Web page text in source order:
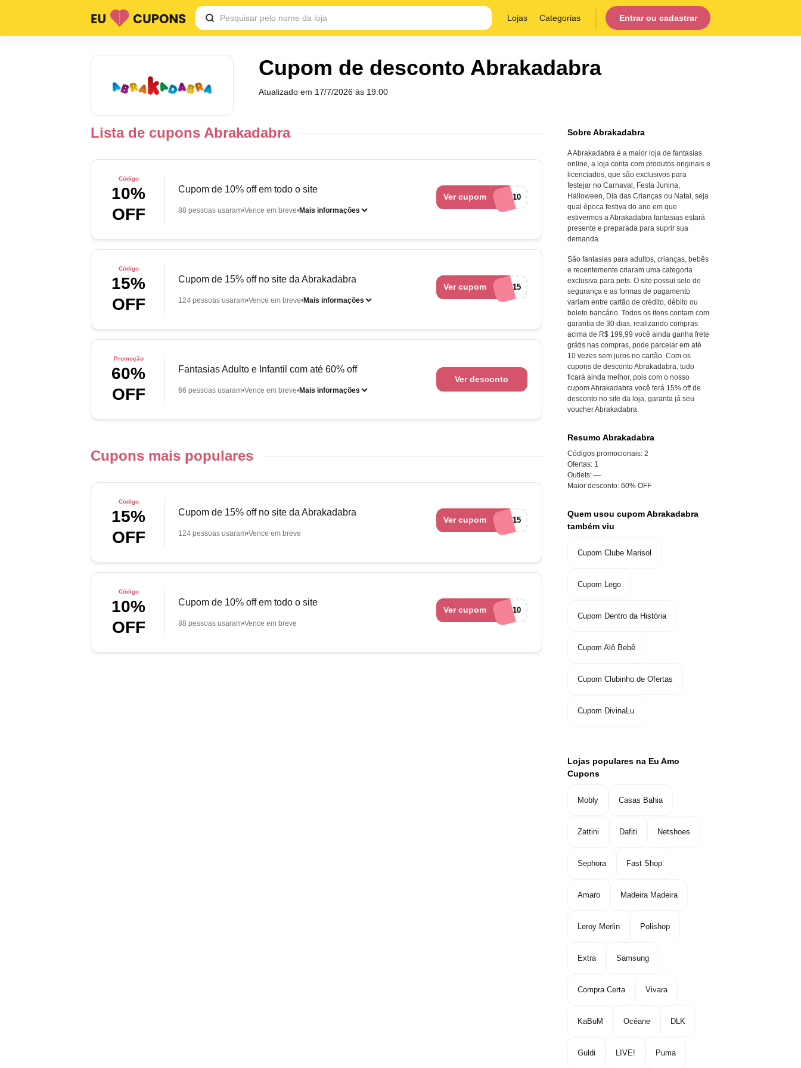
Lojas Categorias Entrar ou cadastrar
Cupom de desconto Abrakadabra
Atualizado em 17/7/2026 às 19:00
Lista de cupons Abrakadabra
Código
10%
OFF
Cupom de 10% off em todo o site
88 pessoas usaram Vence em breve Mais informações
Ver cupom OFF10
Código
15%
OFF
Cupom de 15% off no site da Abrakadabra
124 pessoas usaram Vence em breve Mais informações
Ver cupom OFF15
Promoção
60%
OFF
Fantasias Adulto e Infantil com até 60% off
66 pessoas usaram Vence em breve Mais informações
Ver desconto
Cupons mais populares
Código
15%
OFF
Cupom de 15% off no site da Abrakadabra
124 pessoas usaram Vence em breve
Ver cupom OFF15
Código
10%
OFF
Cupom de 10% off em todo o site
88 pessoas usaram Vence em breve
Ver cupom OFF10
Sobre Abrakadabra
A Abrakadabra é a maior loja de fantasias
online, a loja conta com produtos originais e
licenciados, que são exclusivos para
festejar no Carnaval, Festa Junina,
Halloween, Dia das Crianças ou Natal, seja
qual época festiva do ano em que
estivermos a Abrakadabra fantasias estará
presente e preparada para suprir sua
demanda.
São fantasias para adultos, crianças, bebês
e recentemente criaram uma categoria
exclusiva para pets. O site possui selo de
segurança e as formas de pagamento
variam entre cartão de crédito, débito ou
boleto bancário. Todos os itens contam com
garantia de 30 dias, realizando compras
acima de R$ 199,99 você ainda ganha frete
grátis nas compras, pode parcelar em até
10 vezes sem juros no cartão. Com os
cupons de desconto Abrakadabra, tudo
ficará ainda melhor, pois com o nosso
cupom Abrakadabra você terá 15% off de
desconto no site da loja, garanta já seu
voucher Abrakadabra.
Resumo Abrakadabra
Códigos promocionais: 2
Ofertas: 1
Outlets: —
Maior desconto: 60% OFF
Quem usou cupom Abrakadabra
também viu
Cupom Clube Marisol
Cupom Lego
Cupom Dentro da História
Cupom Alô Bebê
Cupom Clubinho de Ofertas
Cupom DivinaLu
Lojas populares na Eu Amo
Cupons
Mobly Casas Bahia
Zattini Dafiti Netshoes
Sephora Fast Shop
Amaro Madeira Madeira
Leroy Merlin Polishop
Extra Samsung
Compra Certa Vivara
KaBuM Océane DLK
Guldi LIVE! Puma